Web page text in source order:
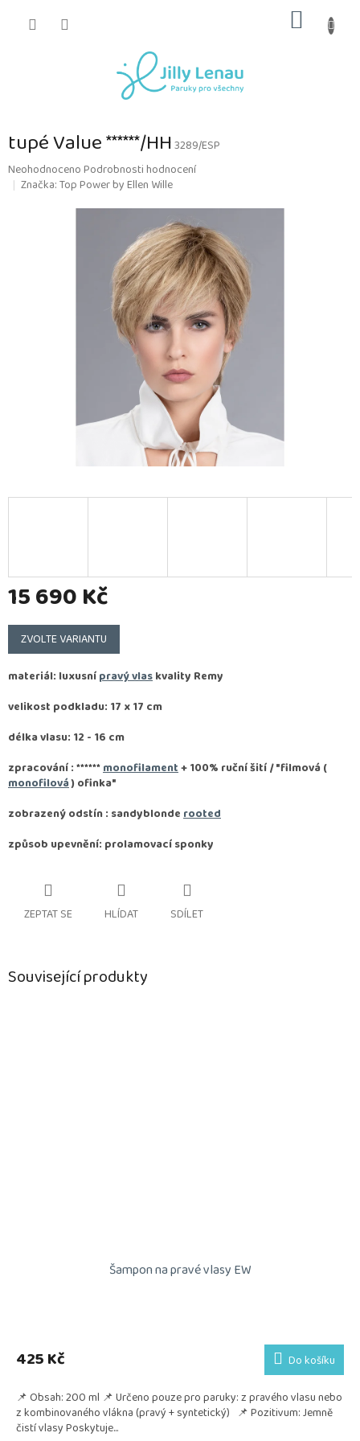
KOŠÍK
tupé Value ******/HH3289/ESP
Průměrné
hodnocení
NeohodnocenoPodrobnosti hodnocení
Značka:Top Power by Ellen Wille
15 690 Kč
Měrná
cena:
ZVOLTE VARIANTU
materiál: luxusnípravý vlaskvality Remy
velikost podkladu: 17 x 17 cm
délka vlasu: 12 - 16 cm
zpracování :******monofilament+ 100% ruční šití / "filmová (
monofilová) ofinka"
zobrazený odstín : sandyblonderooted
způsob upevnění: prolamovací sponky
ZEPTAT SE HLÍDAT SDÍLET
Související produkty
Šampon na pravé vlasy EW
425 Kč Do košíku
📌 Obsah: 200 ml 📌 Určeno pouze pro paruky: z pravého vlasu nebo
z kombinovaného vlákna (pravý + syntetický) 📌 Pozitivum: Jemně
čistí vlasy Poskytuje...